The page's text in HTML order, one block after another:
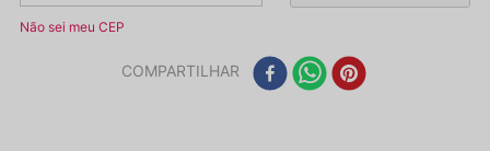
Não sei meu CEP
COMPARTILHAR